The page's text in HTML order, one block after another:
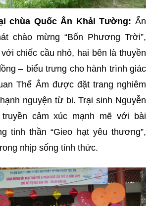
chùa Quốc Ân Khải Tường: Ấn
chào mừng “Bốn Phương Trời”,
chiếc cầu nhỏ, hai bên là thuyền
– biểu trưng cho hành trình giác
Thế Âm được đặt trang nghiêm
nguyện từ bi. Trại sinh Nguyễn
cảm xúc mạnh mẽ với bài
tinh thần “Gieo hạt yêu thương”,
nhịp sống tỉnh thức.